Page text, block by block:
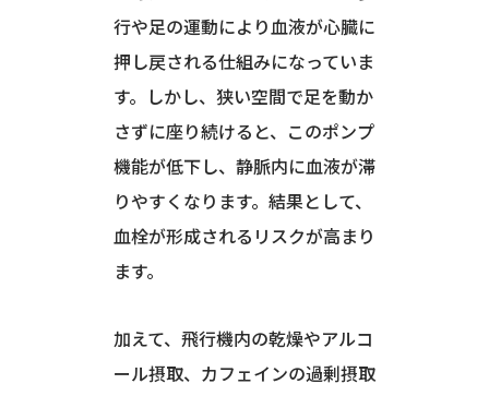
行や足の運動により血液が心臓に
押し戻される仕組みになっていま
す。しかし、狭い空間で足を動か
さずに座り続けると、このポンプ
機能が低下し、静脈内に血液が滞
りやすくなります。結果として、
血栓が形成されるリスクが高まり
ます。
加えて、飛行機内の乾燥やアルコ
ール摂取、カフェインの過剰摂取